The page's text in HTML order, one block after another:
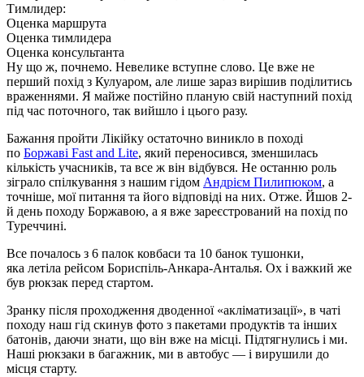
Тимлидер:
Оценка маршрута
Оценка тимлидера
Оценка консультанта
Ну що ж, почнемо. Невелике вступне слово. Це вже не
перший похід з Кулуаром, але лише зараз вирішив поділитись
враженнями. Я майже постійно планую свій наступний похід
під час поточного, так вийшло і цього разу.
Бажання пройти Лікійку остаточно виникло в поході
по Боржаві Fast and Lite, який переносився, зменшилась
кількість учасників, та все ж він відбувся. Не останню роль
зіграло спілкування з нашим гідом Андрієм Пилипюком, а
точніше, мої питання та його відповіді на них. Отже. Йшов 2-
й день походу Боржавою, а я вже зареєстрований на похід по
Туреччині.
Все почалось з 6 палок ковбаси та 10 банок тушонки,
яка летіла рейсом Бориспіль-Анкара-Анталья. Ох і важкий же
був рюкзак перед стартом.
Зранку після проходження дводенної «акліматизації», в чаті
походу наш гід скинув фото з пакетами продуктів та інших
батонів, даючи знати, що він вже на місці. Підтягнулись і ми.
Наші рюкзаки в багажник, ми в автобус — і вирушили до
місця старту.